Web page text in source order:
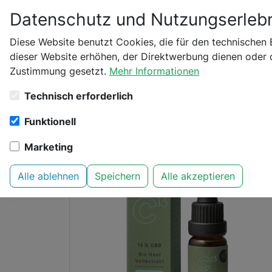
Startseite Bio Bloom CBD ÖL 13% Bio CBD
Bitte bestätige
Bist du schon 18
Datenschutz und
Diese Website benutzt Cookies, die für den
dieser Website erhöhen, der Direktwerbung dienen
Zustimmung gesetzt. Mehr Informationen
Technisch erforderlich
Funktionell
Marketing
Alle ablehnen Speichern Alle akzeptieren